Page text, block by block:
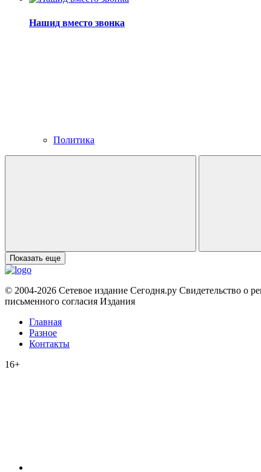
Нашид вместо звонка
Политика
Показать еще
© 2004-2026 Сетевое издание Сегодня.ру Свидетельство о
письменного согласия Издания
Главная
Разное
Контакты
16+